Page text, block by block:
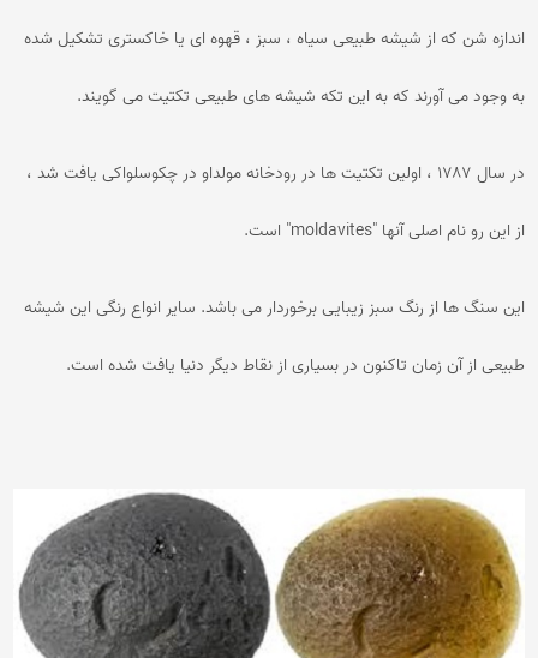
اندازه شن که از شیشه طبیعی سیاه ، سبز ، قهوه ای یا خاکستری تشکیل شده
به وجود می آورند که به این تکه شیشه های طبیعی تکتیت می گویند.
در سال ۱۷۸۷ ، اولین تکتیت ها در رودخانه مولداو در چکوسلواکی یافت شد ،
از این رو نام اصلی آنها "moldavites" است.
این سنگ ها از رنگ سبز زیبایی برخوردار می باشد. سایر انواع رنگی این شیشه
طبیعی از آن زمان تاکنون در بسیاری از نقاط دیگر دنیا یافت شده است.